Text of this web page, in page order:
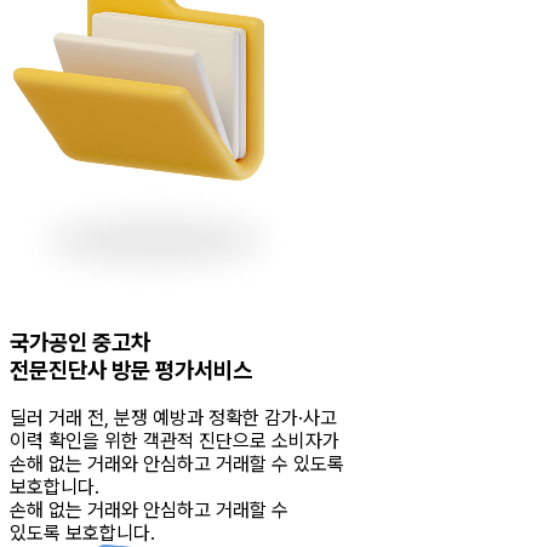
국가공인 중고차
전문진단사 방문 평가서비스
딜러 거래 전, 분쟁 예방과 정확한 감가·사고
이력 확인을 위한 객관적 진단으로 소비자가
손해 없는 거래와 안심하고 거래할 수 있도록
보호합니다.
손해 없는 거래와 안심하고 거래할 수
있도록 보호합니다.